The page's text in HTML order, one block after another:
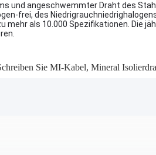
und angeschwemmter Draht des
frei, des
mehr als 10.000 Spezifikationen. Die
Sie MI-Kabel, Mineral